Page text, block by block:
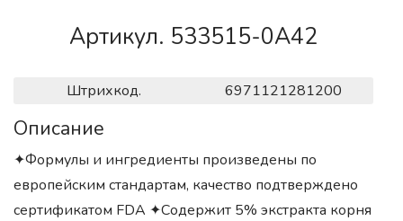
Артикул. 533515-0A42
Штрихкод. 6971121281200
Описание
✦Формулы и ингредиенты произведены по
европейским стандартам, качество подтверждено
сертификатом FDA ✦Содержит 5% экстракта корня